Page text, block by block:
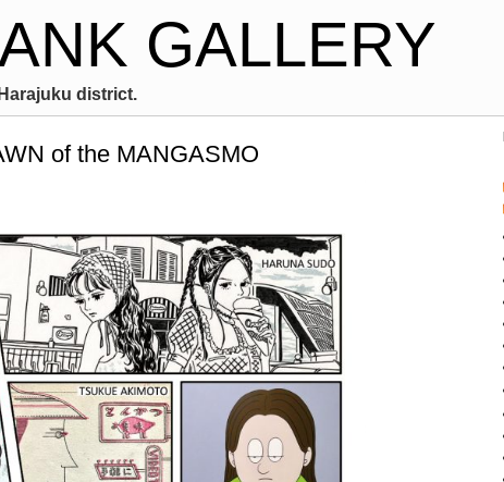
GALLERY
district.
of the MANGASMO